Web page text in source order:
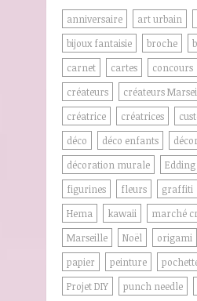
anniversaire art urbain
bijoux fantaisie
broche
carnet
cartes concours
créateurs
créateurs
créatrice
créatrices
déco
déco enfants
décoration murale
Edding
figurines
fleurs graffiti
Hema
kawaii
marché
Marseille
Noël origami
papier
peinture
Projet DIY
punch needle